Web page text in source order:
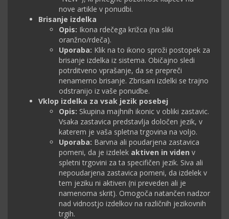
nove artikle v ponudbi.
Brisanje izdelka
Opis: Ikona rdečega križca (na sliki
oranžno/rdeča).
Uporaba: Klik na to ikono sproži postopek za
brisanje izdelka iz sistema. Običajno sledi
potrditveno vprašanje, da se prepreči
nenamerno brisanje. Zbrisani izdelki se trajno
odstranijo iz vaše ponudbe.
Vklop izdelka za vsak jezik posebej
Opis: Skupina majhnih ikonic v obliki zastavic.
Vsaka zastavica predstavlja določen jezik, v
katerem je vaša spletna trgovina na voljo.
Uporaba: Barvna ali poudarjena zastavica
pomeni, da je izdelek aktiven in viden v
spletni trgovini za ta specifičen jezik. Siva ali
nepoudarjena zastavica pomeni, da izdelek v
tem jeziku ni aktiven (ni preveden ali je
namenoma skrit). Omogoča natančen nadzor
nad vidnostjo izdelkov na različnih jezikovnih
trgih.